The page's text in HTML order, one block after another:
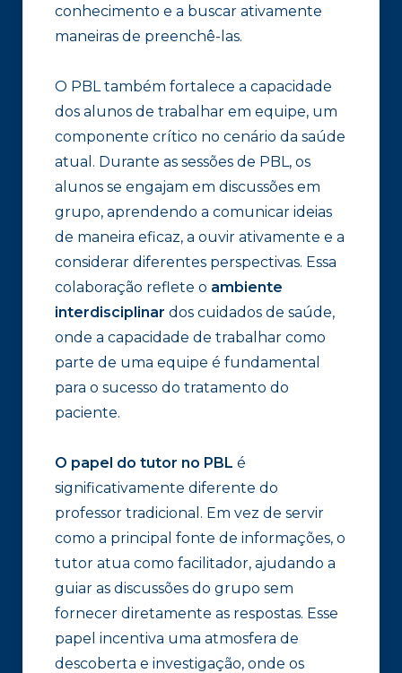
conhecimento e a buscar ativamente
maneiras de preenchê-las.
O PBL também fortalece a capacidade
dos alunos de trabalhar em equipe, um
componente crítico no cenário da saúde
atual. Durante as sessões de PBL, os
alunos se engajam em discussões em
grupo, aprendendo a comunicar ideias
de maneira eficaz, a ouvir ativamente e a
considerar diferentes perspectivas. Essa
colaboração reflete o ambiente
interdisciplinar dos cuidados de saúde,
onde a capacidade de trabalhar como
parte de uma equipe é fundamental
para o sucesso do tratamento do
paciente.
O papel do tutor no PBL é
significativamente diferente do
professor tradicional. Em vez de servir
como a principal fonte de informações, o
tutor atua como facilitador, ajudando a
guiar as discussões do grupo sem
fornecer diretamente as respostas. Esse
papel incentiva uma atmosfera de
descoberta e investigação, onde os